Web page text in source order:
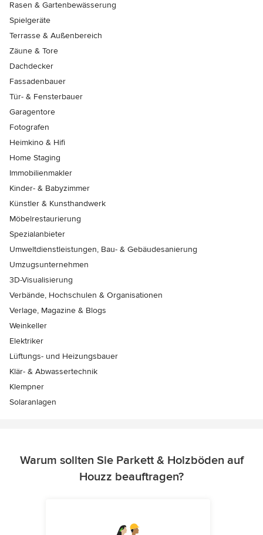
Rasen & Gartenbewässerung
Spielgeräte
Terrasse & Außenbereich
Zäune & Tore
Dachdecker
Fassadenbauer
Tür- & Fensterbauer
Garagentore
Fotografen
Heimkino & Hifi
Home Staging
Immobilienmakler
Kinder- & Babyzimmer
Künstler & Kunsthandwerk
Möbelrestaurierung
Spezialanbieter
Umweltdienstleistungen, Bau- & Gebäudesanierung
Umzugsunternehmen
3D-Visualisierung
Verbände, Hochschulen & Organisationen
Verlage, Magazine & Blogs
Weinkeller
Elektriker
Lüftungs- und Heizungsbauer
Klär- & Abwassertechnik
Klempner
Solaranlagen
Warum sollten Sie Parkett & Holzböden auf
Houzz beauftragen?